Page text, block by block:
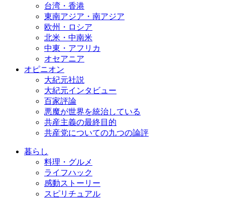
台湾・香港
東南アジア・南アジア
欧州・ロシア
北米・中南米
中東・アフリカ
オセアニア
オピニオン
大紀元社説
大紀元インタビュー
百家評論
悪魔が世界を統治している
共産主義の最終目的
共産党についての九つの論評
暮らし
料理・グルメ
ライフハック
感動ストーリー
スピリチュアル